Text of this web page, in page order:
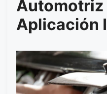
Automotriz
Aplicación